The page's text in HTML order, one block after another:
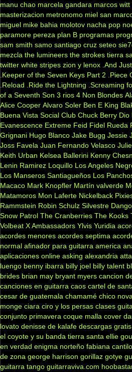
manu chao marcela gandara marcos witt
masterizacion metronomo miel san
miguel mike bahia molotov nacha pop
paramore pereza plan B programas
sam smith samo santiago cruz seteo
mezcla the lumineers the strokes tierra
twitter white stripes zion y lenox .And
.Keeper of the Seven Keys Part 2
.Piece
.Reload
.Ride the Lightning .Screaming
of a Seventh Son 3 rios 4 Non Blondes
Alice Cooper Alvaro Soler Ben E King
Buena Vista Social Club Chuck Berry Dio
Evanescence Extreme Feid Fidel Rueda
Grignani Hugo Blanco Jake Bugg Jessie J
Joss Favela Juan Fernando Velasco
Keith Urban Kelsea Ballerini Kenny
Lenin Ramirez Loquillo Los Angeles
Los Manseros Santiagueños Los
Macaco Mark Knopfler Martín valverde
Matamoros Mon Laferte Nickelback
Rammstein Robin Schulz Silvestre
Snow Patrol The Cranberries The Kooks
Volbeat X Ambassadors Ylvis Yuridia
acordes menores acordes septima
normal afinador para guitarra america
aplicaciones online asking alexandria
luengo benny ibarra billy joel billy talent
brides brian may bryant myers cancion
canciones en guitarra caos cartel de
cesar de guatemala chamamé chico
monge ciara ciro y los persas clases
conjunto primavera coque malla cover
lovato denisse de kalafe descargas gratis
el coyote y su banda tierra santa ellie
en verdad enigma norteño fabiana cantilo
de zona george harrison gorillaz gotye
guitarra tango guitarraviva.com